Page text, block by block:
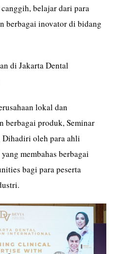
belajar dari para
berbagai inovator di bidang
di Jakarta Dental
lokal dan
berbagai produk, Seminar
Dihadiri oleh para ahli
membahas berbagai
bagi para peserta